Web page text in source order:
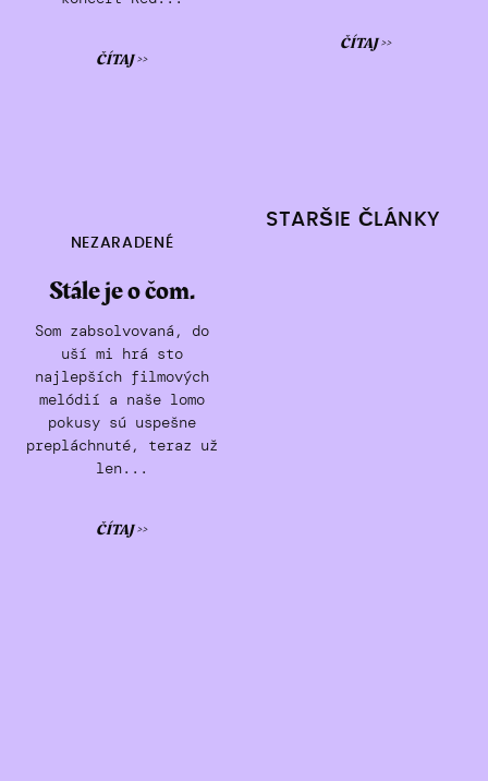
ČÍTAJ >>
ČÍTAJ >>
NEZARADENÉ
Stále je o čom.
Som zabsolvovaná, do
uší mi hrá sto
najlepších filmových
melódií a naše lomo
pokusy sú uspešne
prepláchnuté, teraz už
len...
ČÍTAJ >>
Navigácia
STARŠIE ČLÁNKY